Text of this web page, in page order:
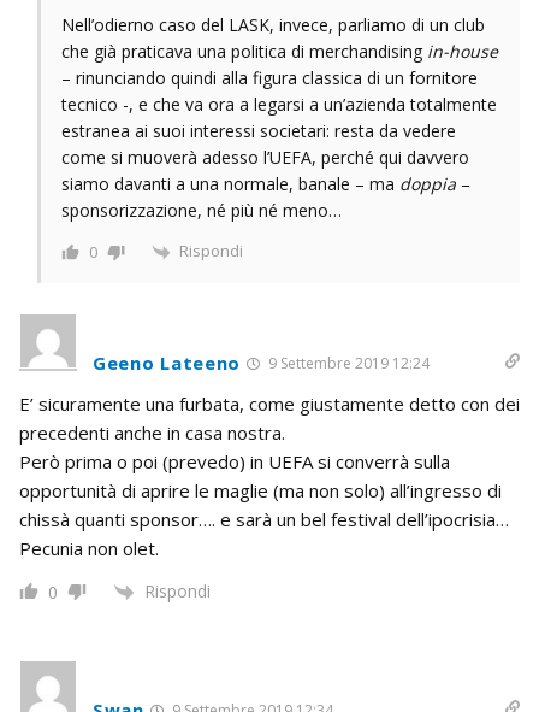
Nell’odierno caso del LASK, invece, parliamo di un club
che già praticava una politica di merchandising in-house
– rinunciando quindi alla figura classica di un fornitore
tecnico -, e che va ora a legarsi a un’azienda totalmente
estranea ai suoi interessi societari: resta da vedere
come si muoverà adesso l’UEFA, perché qui davvero
siamo davanti a una normale, banale – ma doppia –
sponsorizzazione, né più né meno…
0 Rispondi
Geeno Lateeno 9 Settembre 2019 12:24
E’ sicuramente una furbata, come giustamente detto con dei
precedenti anche in casa nostra.
Però prima o poi (prevedo) in UEFA si converrà sulla
opportunità di aprire le maglie (ma non solo) all’ingresso di
chissà quanti sponsor…. e sarà un bel festival dell’ipocrisia…
Pecunia non olet.
0 Rispondi